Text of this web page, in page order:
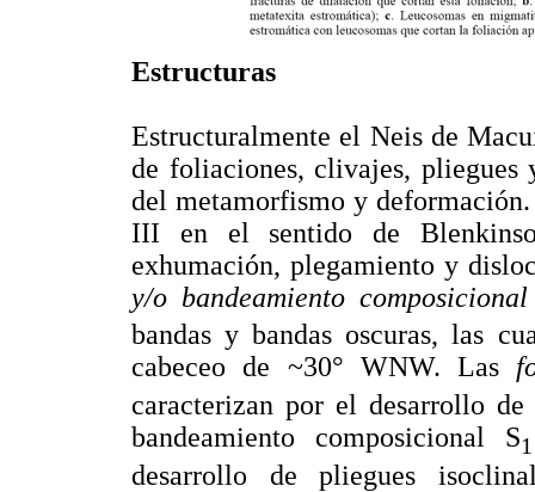
Estructuras
Estructuralmente el Neis de
de foliaciones, clivajes, pliegues
del metamorfismo y
III en el sentido de
exhumación, plegamiento y
y/o bandeamiento
bandas y bandas oscuras, las
cabeceo de ~30° WNW. Las
caracterizan por el desarrollo de
bandeamiento composicional S1
desarrollo de pliegues